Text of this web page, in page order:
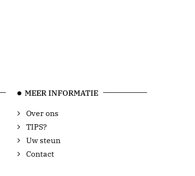
MEER INFORMATIE
Over ons
TIPS?
Uw steun
Contact